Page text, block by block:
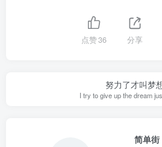
点赞36 分享
努力了才叫梦
I try to give up the dream
简单街